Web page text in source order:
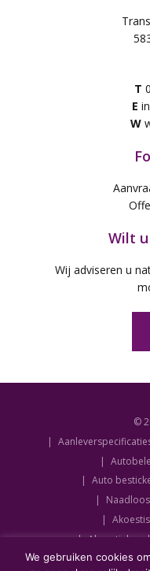
T
E
W
Wilt
Wij adviseren u
©
Auto
Akoestiek
De akoestiek
We gebruiken cookies